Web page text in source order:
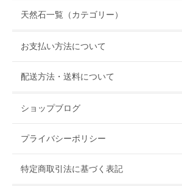
天然石一覧（カテゴリー）
お支払い方法について
配送方法・送料について
ショップブログ
プライバシーポリシー
特定商取引法に基づく表記